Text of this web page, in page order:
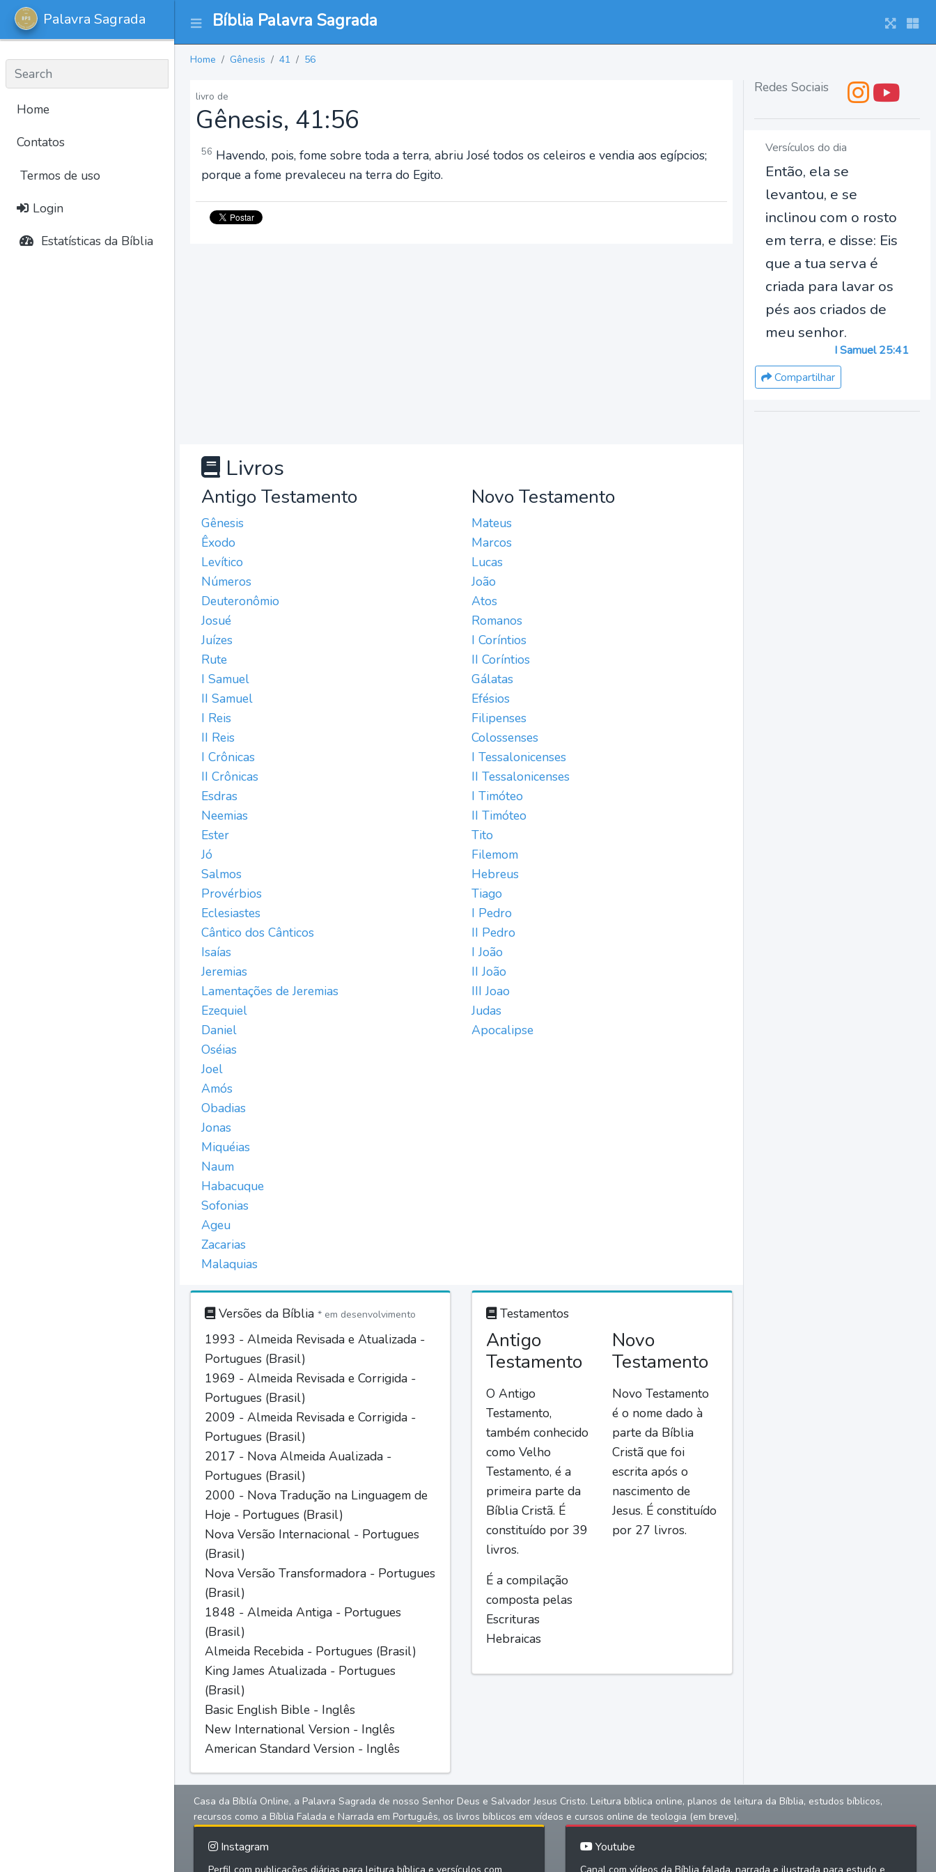
Bíblia Palavra Sagrada
Palavra Sagrada
Home
Contatos
Termos de uso
Login
Estatísticas da Bíblia
Home Gênesis 41 56
livro de
Gênesis, 41:56
56 Havendo, pois, fome sobre toda a terra, abriu José todos os celeiros e vendia aos egípcios;
porque a fome prevaleceu na terra do Egito.
Livros
Antigo Testamento
Gênesis
Êxodo
Levítico
Números
Deuteronômio
Josué
Juízes
Rute
I Samuel
II Samuel
I Reis
II Reis
I Crônicas
II Crônicas
Esdras
Neemias
Ester
Jó
Salmos
Provérbios
Eclesiastes
Cântico dos Cânticos
Isaías
Jeremias
Lamentações de Jeremias
Ezequiel
Daniel
Oséias
Joel
Amós
Obadias
Jonas
Miquéias
Naum
Habacuque
Sofonias
Ageu
Zacarias
Malaquias
Novo Testamento
Mateus
Marcos
Lucas
João
Atos
Romanos
I Coríntios
II Coríntios
Gálatas
Efésios
Filipenses
Colossenses
I Tessalonicenses
II Tessalonicenses
I Timóteo
II Timóteo
Tito
Filemom
Hebreus
Tiago
I Pedro
II Pedro
I João
II João
III Joao
Judas
Apocalipse
Versões da Bíblia * em desenvolvimento
1993 - Almeida Revisada e Atualizada -
Portugues (Brasil)
1969 - Almeida Revisada e Corrigida -
Portugues (Brasil)
2009 - Almeida Revisada e Corrigida -
Portugues (Brasil)
2017 - Nova Almeida Aualizada -
Portugues (Brasil)
2000 - Nova Tradução na Linguagem de
Hoje - Portugues (Brasil)
Nova Versão Internacional - Portugues
(Brasil)
Nova Versão Transformadora - Portugues
(Brasil)
1848 - Almeida Antiga - Portugues
(Brasil)
Almeida Recebida - Portugues (Brasil)
King James Atualizada - Portugues
(Brasil)
Basic English Bible - Inglês
New International Version - Inglês
American Standard Version - Inglês
Testamentos
Antigo
Testamento
O Antigo
Testamento,
também conhecido
como Velho
Testamento, é a
primeira parte da
Bíblia Cristã. É
constituído por 39
livros.
É a compilação
composta pelas
Escrituras
Hebraicas
Novo
Testamento
Novo Testamento
é o nome dado à
parte da Bíblia
Cristã que foi
escrita após o
nascimento de
Jesus. É constituído
por 27 livros.
Redes Sociais
Versículos do dia
Então, ela se
levantou, e se
inclinou com o rosto
em terra, e disse: Eis
que a tua serva é
criada para lavar os
pés aos criados de
meu senhor.
I Samuel 25:41
Compartilhar
Casa da Bíblía Online, a Palavra Sagrada de nosso Senhor Deus e Salvador Jesus Cristo. Leitura bíblica online, planos de leitura da Bíblia, estudos bíblicos,
recursos como a Bíblia Falada e Narrada em Português, os livros bíblicos em vídeos e cursos online de teologia (em breve).
Instagram Youtube